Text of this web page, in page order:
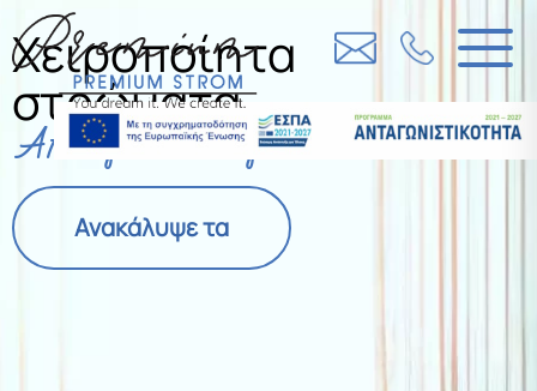
Χειροποίητα
στρώματα,
Από γενιά σε γενιά
Ανακάλυψε τα